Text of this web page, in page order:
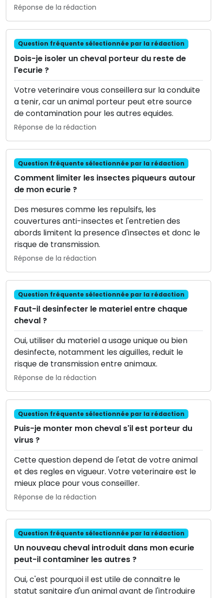
Réponse de la rédaction
Question fréquente sélectionnée par la rédaction
Dois-je isoler un cheval porteur du reste de
l'ecurie ?
Votre veterinaire vous conseillera sur la conduite
a tenir, car un animal porteur peut etre source
de contamination pour les autres equides.
Réponse de la rédaction
Question fréquente sélectionnée par la rédaction
Comment limiter les insectes piqueurs autour
de mon ecurie ?
Des mesures comme les repulsifs, les
couvertures anti-insectes et l'entretien des
abords limitent la presence d'insectes et donc le
risque de transmission.
Réponse de la rédaction
Question fréquente sélectionnée par la rédaction
Faut-il desinfecter le materiel entre chaque
cheval ?
Oui, utiliser du materiel a usage unique ou bien
desinfecte, notamment les aiguilles, reduit le
risque de transmission entre animaux.
Réponse de la rédaction
Question fréquente sélectionnée par la rédaction
Puis-je monter mon cheval s'il est porteur du
virus ?
Cette question depend de l'etat de votre animal
et des regles en vigueur. Votre veterinaire est le
mieux place pour vous conseiller.
Réponse de la rédaction
Question fréquente sélectionnée par la rédaction
Un nouveau cheval introduit dans mon ecurie
peut-il contaminer les autres ?
Oui, c'est pourquoi il est utile de connaitre le
statut sanitaire d'un animal avant de l'introduire